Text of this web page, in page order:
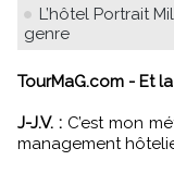
L’hôtel Portrait
genre
TourMaG.com - Et
J-J.V. : C’est mon
management